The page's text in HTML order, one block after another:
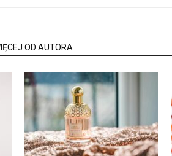
OD AUTORA